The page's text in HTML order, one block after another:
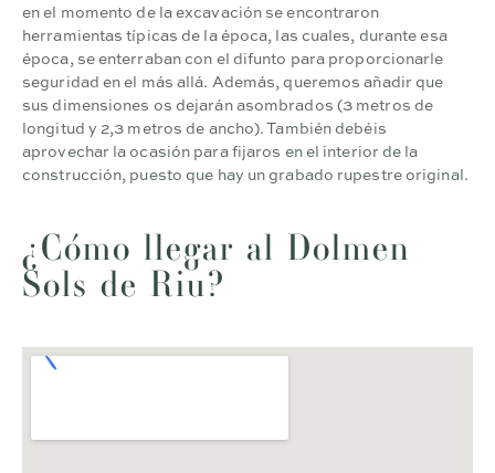
en el momento de la excavación se encontraron
herramientas típicas de la época, las cuales, durante esa
época, se enterraban con el difunto para proporcionarle
seguridad en el más allá. Además, queremos añadir que
sus dimensiones os dejarán asombrados (3 metros de
longitud y 2,3 metros de ancho). También debéis
aprovechar la ocasión para fijaros en el interior de la
construcción, puesto que hay un grabado rupestre original.
¿Cómo llegar al Dolmen
Sols de Riu?